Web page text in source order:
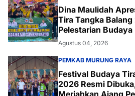
Dina Maulidah
Tira Tangka
Pelestarian Budaya
Agustus 04, 2026
PEMKAB MURUNG RAYA
Festival Budaya
2026 Resmi
Meriahkan Ajang